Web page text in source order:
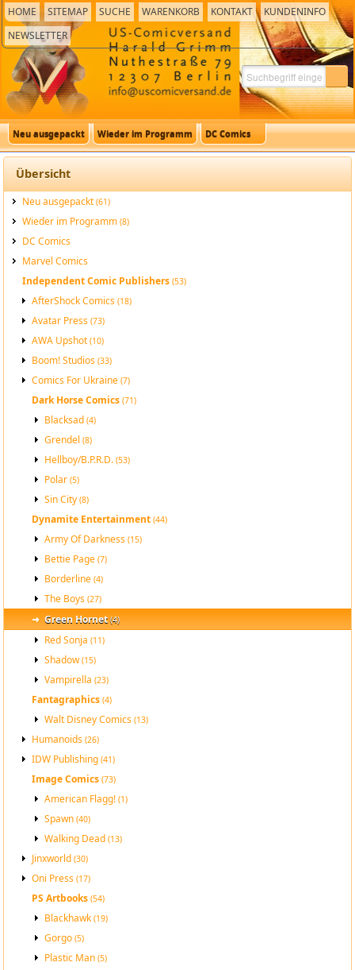
HOME SITEMAP SUCHE WARENKORB KONTAKT
KUNDENINFO
NEWSLETTER
Neu ausgepackt Wieder im Programm DC Comics
Übersicht
Neu ausgepackt(61)
Wieder im Programm(8)
DC Comics
Marvel Comics
Independent Comic Publishers(53)
AfterShock Comics(18)
Avatar Press(73)
AWA Upshot(10)
Boom! Studios(33)
Comics For Ukraine(7)
Dark Horse Comics(71)
Blacksad(4)
Grendel(8)
Hellboy/B.P.R.D.(53)
Polar(5)
Sin City(8)
Dynamite Entertainment(44)
Army Of Darkness(15)
Bettie Page(7)
Borderline(4)
The Boys(27)
Green Hornet(4)
Red Sonja(11)
Shadow(15)
Vampirella(23)
Fantagraphics(4)
Walt Disney Comics(13)
Humanoids(26)
IDW Publishing(41)
Image Comics(73)
American Flagg!(1)
Spawn(40)
Walking Dead(13)
Jinxworld(30)
Oni Press(17)
PS Artbooks(54)
Blackhawk(19)
Gorgo(5)
Plastic Man(5)